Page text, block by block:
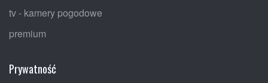
tv - kamery pogodowe
premium
Prywatność